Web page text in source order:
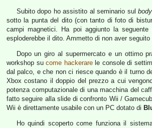
Subito dopo ho assistito al seminario sul
sotto la punta del dito (con tanto di foto di
campi magnetici. Ha poi aggiunto la
esploderebbe il dito. Ammetto di non aver
Dopo un giro al supermercato e un ottimo
workshop sucome hackerarele console di
dal palco, e che non ci riesce quando è il turno
Xbox costano il doppio del prezzo a cui
potenza computazionale di una macchina del
fatto seguire alla slide di confronto Wii /
Wii è direttamente usabile con un PC dotato di
Ho quindi scoperto come funziona il